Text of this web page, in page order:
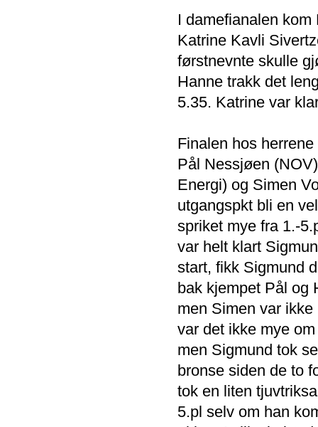
I damefianalen
Katrine Kavli
førstnevnte skulle
Hanne trakk det
5.35. Katrine var
Finalen hos
Pål Nessjøen
Energi) og Simen
utgangspkt bli en
spriket mye fra 1.-
var helt klart
start, fikk Sigmund
bak kjempet Pål og
men Simen var
var det ikke mye
men Sigmund tok
bronse siden de to
tok en liten
5.pl selv om han